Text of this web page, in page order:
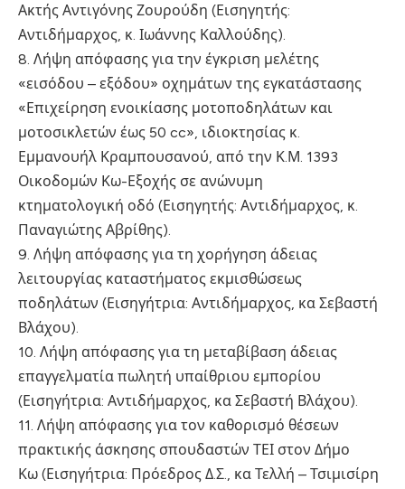
Ακτής Αντιγόνης Ζουρούδη (Εισηγητής:
Αντιδήμαρχος, κ. Ιωάννης Καλλούδης).
8. Λήψη απόφασης για την έγκριση μελέτης
«εισόδου – εξόδου» οχημάτων της εγκατάστασης
«Επιχείρηση ενοικίασης μοτοποδηλάτων και
μοτοσικλετών έως 50 cc», ιδιοκτησίας κ.
Εμμανουήλ Κραμπουσανού, από την Κ.Μ. 1393
Οικοδομών Κω-Εξοχής σε ανώνυμη
κτηματολογική οδό (Εισηγητής: Αντιδήμαρχος, κ.
Παναγιώτης Αβρίθης).
9. Λήψη απόφασης για τη χορήγηση άδειας
λειτουργίας καταστήματος εκμισθώσεως
ποδηλάτων (Εισηγήτρια: Αντιδήμαρχος, κα Σεβαστή
Βλάχου).
10. Λήψη απόφασης για τη μεταβίβαση άδειας
επαγγελματία πωλητή υπαίθριου εμπορίου
(Εισηγήτρια: Αντιδήμαρχος, κα Σεβαστή Βλάχου).
11. Λήψη απόφασης για τον καθορισμό θέσεων
πρακτικής άσκησης σπουδαστών ΤΕΙ στον Δήμο
Κω (Εισηγήτρια: Πρόεδρος Δ.Σ., κα Τελλή – Τσιμισίρη